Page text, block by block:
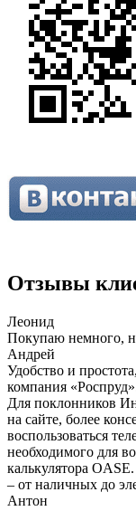
Отзывы
Леонид
Покупаю немного,
Андрей
Удобство и
компания
Для поклонников
на сайте, более
воспользоваться
необходимого для
калькулятора
– от наличных до
Антон